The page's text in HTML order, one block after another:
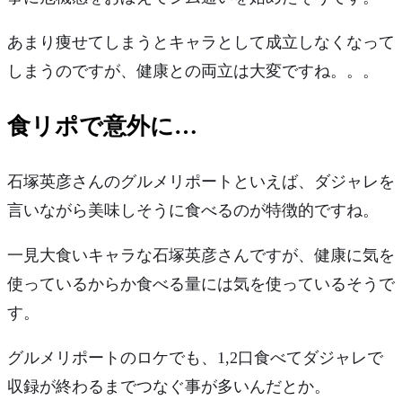
あまり痩せてしまうとキャラとして成立しなくなって
しまうのですが、健康との両立は大変ですね。。。
食リポで意外に…
石塚英彦さんのグルメリポートといえば、ダジャレを
言いながら美味しそうに食べるのが特徴的ですね。
一見大食いキャラな石塚英彦さんですが、健康に気を
使っているからか食べる量には気を使っているそうで
す。
グルメリポートのロケでも、1,2口食べてダジャレで
収録が終わるまでつなぐ事が多いんだとか。